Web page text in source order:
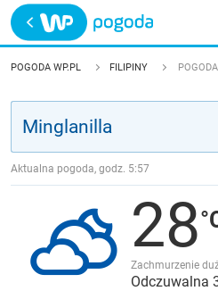
Trwa ładowanie
POLSKA
POGODA WP.PL FILIPINY
Aktualna pogoda, godz. 5:57
28
Zachmurzenie
Odczuwalna